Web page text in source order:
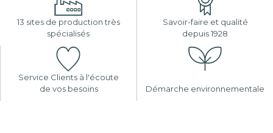
13 sites de production très
spécialisés
Savoir-faire et qualité
depuis 1928
Service Clients à l'écoute
de vos besoins
Démarche environnementale